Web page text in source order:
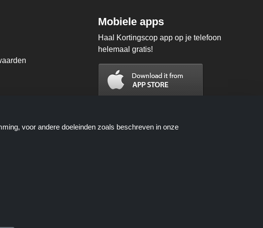
Mobiele apps
Haal Kortingscop app op je telefoon
helemaal gratis!
worden beschikbaar gesteld door
voor andere doeleinden zoals beschreven in onze